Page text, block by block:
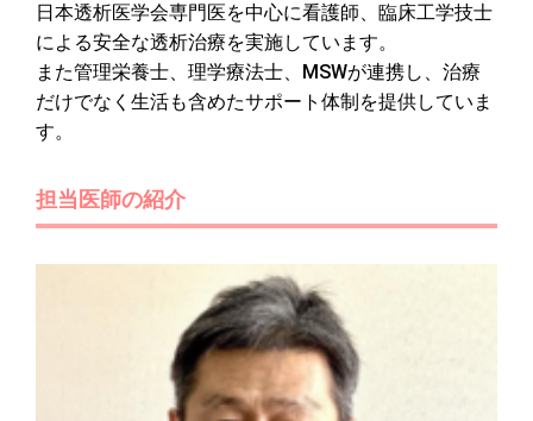
日本透析医学会専門医を中心に看護師、臨床工学技士
による安全な透析治療を実施しています。
また管理栄養士、理学療法士、MSWが連携し、治療
だけでなく生活も含めたサポート体制を提供していま
す。
担当医師の紹介